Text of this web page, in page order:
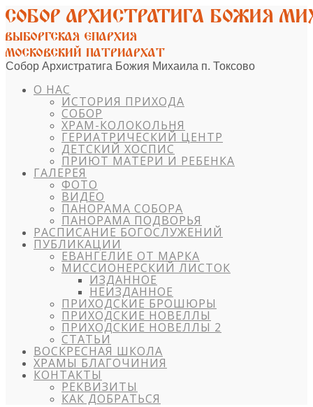
Собор Архистратига Божия Михаила п. Токсово
О НАС
ИСТОРИЯ ПРИХОДА
СОБОР
ХРАМ-КОЛОКОЛЬНЯ
ГЕРИАТРИЧЕСКИЙ ЦЕНТР
ДЕТСКИЙ ХОСПИС
ПРИЮТ МАТЕРИ И РЕБЕНКА
ГАЛЕРЕЯ
ФОТО
ВИДЕО
ПАНОРАМА СОБОРА
ПАНОРАМА ПОДВОРЬЯ
РАСПИСАНИЕ БОГОСЛУЖЕНИЙ
ПУБЛИКАЦИИ
ЕВАНГЕЛИЕ ОТ МАРКА
МИССИОНЕРСКИЙ ЛИСТОК
ИЗДАННОЕ
НЕИЗДАННОЕ
ПРИХОДСКИЕ БРОШЮРЫ
ПРИХОДСКИЕ НОВЕЛЛЫ
ПРИХОДСКИЕ НОВЕЛЛЫ 2
СТАТЬИ
ВОСКРЕСНАЯ ШКОЛА
ХРАМЫ БЛАГОЧИНИЯ
КОНТАКТЫ
РЕКВИЗИТЫ
КАК ДОБРАТЬСЯ